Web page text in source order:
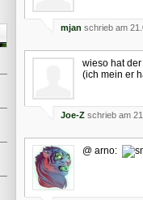
mjan schrieb am
wieso hat
(ich mein er
Joe-Z schrieb am
@ arno: